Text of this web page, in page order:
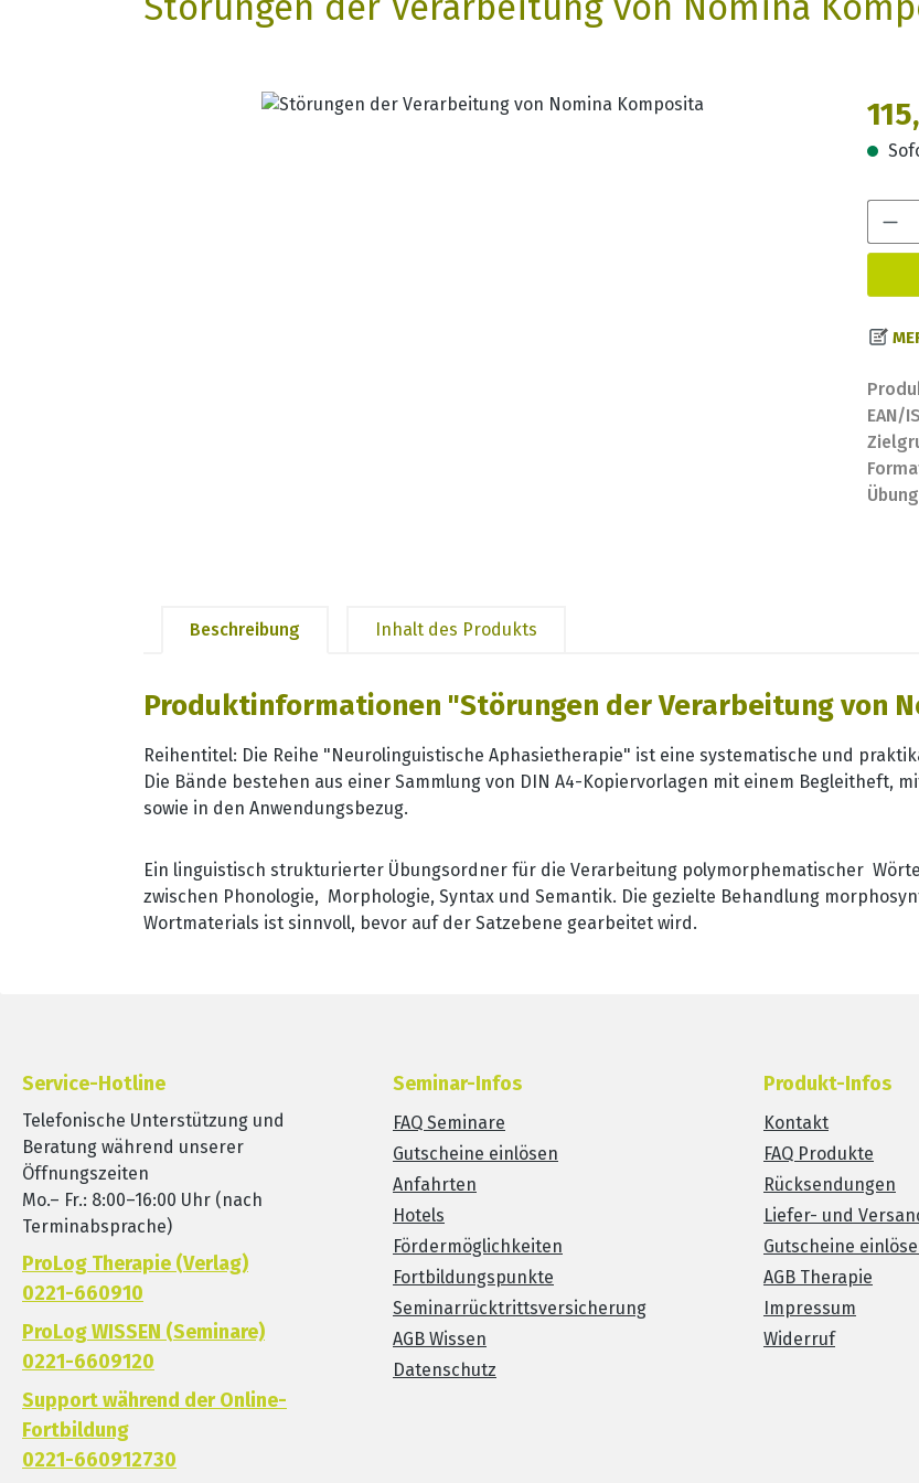
Bildergalerie überspringen
EAN/
Beschreibung Inhalt des Produkts
Produktinformationen "Störungen der Verarbeitung von
Reihentitel: Die Reihe "Neurolinguistische Aphasietherapie" ist eine systematische und
Die Bände bestehen aus einer Sammlung von DIN A4-Kopiervorlagen mit einem Begleitheft,
sowie in den Anwendungsbezug.
Ein linguistisch strukturierter Übungsordner für die Verarbeitung polymorphematischer
zwischen Phonologie, Morphologie, Syntax und Semantik. Die gezielte Behandlung
Wortmaterials ist sinnvoll, bevor auf der Satzebene gearbeitet wird.
Service-Hotline
Telefonische Unterstützung und
Beratung während unserer
Öffnungszeiten
Mo.– Fr.: 8:00–16:00 Uhr (nach
Terminabsprache)
ProLog Therapie (Verlag)
0221-660910
ProLog WISSEN (Seminare)
0221-6609120
Support während der Online-
Fortbildung
0221-660912730
Seminar-Infos
FAQ Seminare
Gutscheine einlösen
Anfahrten
Hotels
Fördermöglichkeiten
Fortbildungspunkte
Seminarrücktrittsversicherung
AGB Wissen
Datenschutz
Produkt-Infos
Kontakt
FAQ Produkte
Rücksendungen
Liefer- und
Gutscheine
AGB Therapie
Impressum
Widerruf